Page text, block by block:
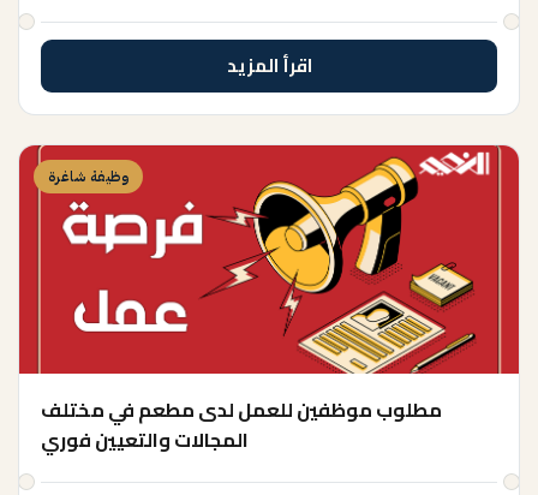
اقرأ المزيد
وظيفة شاغرة
مطلوب موظفين للعمل لدى مطعم في مختلف
المجالات والتعيين فوري